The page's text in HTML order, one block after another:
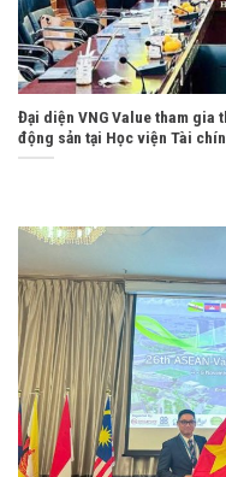
Đại diện VNG Value tham gia
động sản tại Học viện Tài